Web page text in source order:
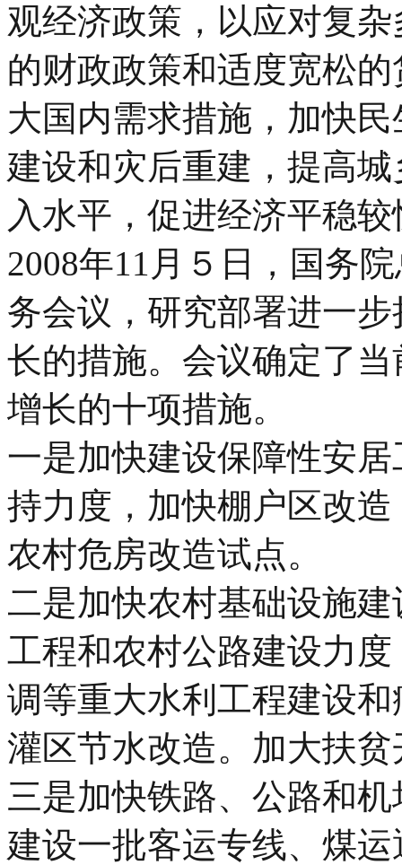
观经济政策，以应对复
的财政政策和适度宽松
大国内需求措施，加快
建设和灾后重建，提高
入水平，促进经济平稳
2008年11月５日，国务
务会议，研究部署进一
长的措施。会议确定了
增长的十项措施。
一是加快建设保障性安
持力度，加快棚户区改
农村危房改造试点。
二是加快农村基础设施
工程和农村公路建设力
调等重大水利工程建设
灌区节水改造。加大扶
三是加快铁路、公路和
建设一批客运专线、煤